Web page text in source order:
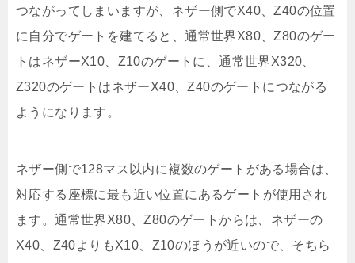
つながってしまいますが、ネザー側でX40、Z40の位置
に自分でゲートを建てると、通常世界X80、Z80のゲー
トはネザーX10、Z10のゲートに、通常世界X320、
Z320のゲートはネザーX40、Z40のゲートにつながる
ようになります。
ネザー側で128マス以内に複数のゲートがある場合は、
対応する座標に最も近い位置にあるゲートが使用され
ます。通常世界X80、Z80のゲートからは、ネザーの
X40、Z40よりもX10、Z10のほうが近いので、そちら